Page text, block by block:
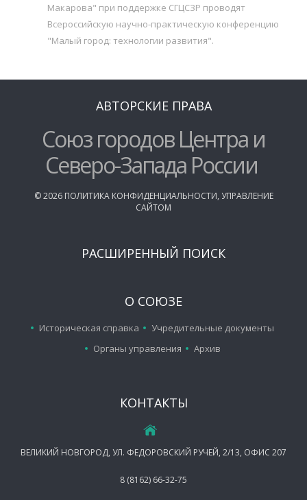
Макарова" при поддержке СГЦСЗР проводят
Всероссийскую научно-практическую конференцию
"Малый город: технологии развития".
АВТОРСКИЕ ПРАВА
Союз городов Центра и
Северо-Запада России
©2026 ПОЛИТИКА КОНФИДЕНЦИАЛЬНОСТИ, УПРАВЛЕНИЕ
САЙТОМ
РАСШИРЕННЫЙ ПОИСК
О СОЮЗЕ
Историческая справка
Учредительные документы
Органы управления
Архив
КОНТАКТЫ
ВЕЛИКИЙ НОВГОРОД, УЛ. ФЕДОРОВСКИЙ РУЧЕЙ, 2/13, ОФИС 207
8 (8162) 66-32-75